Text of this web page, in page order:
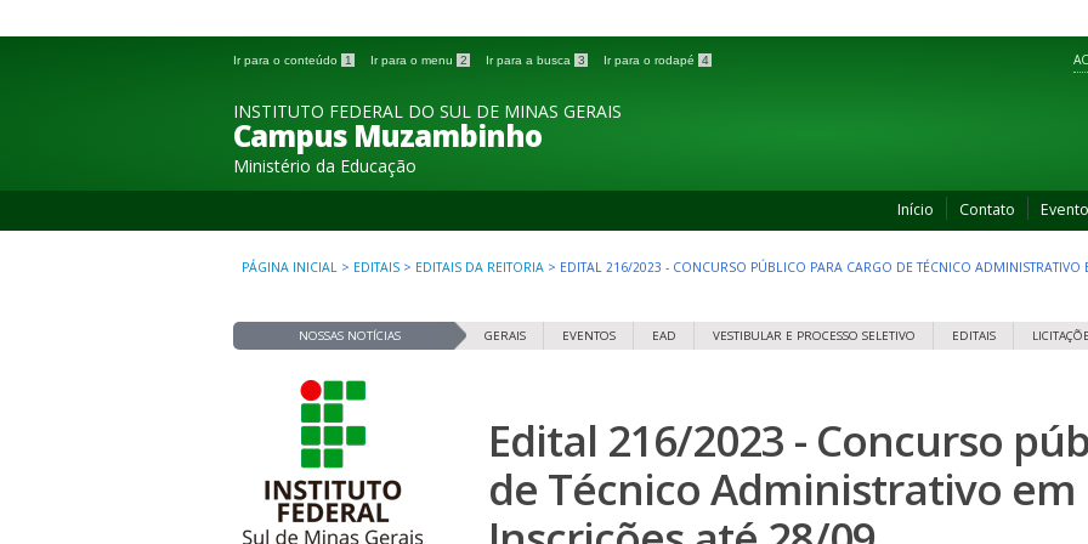
Ir para o conteúdo 1 Ir para o menu 2 Ir para a busca 3 Ir para o rodapé 4
INSTITUTO FEDERAL DO SUL DE MINAS GERAIS
Campus Muzambinho
Ministério da Educação
Início Contato
PÁGINA INICIAL > EDITAIS > EDITAIS DA REITORIA > EDITAL 216/2023 - CONCURSO PÚBLICO PARA CARGO DE TÉCNICO ADMINISTRATIVO
NOSSAS NOTÍCIAS GERAIS EVENTOS EAD VESTIBULAR E PROCESSO SELETIVO EDITAIS
Edital 216/2023 - Concurso
de Técnico Administrativo em